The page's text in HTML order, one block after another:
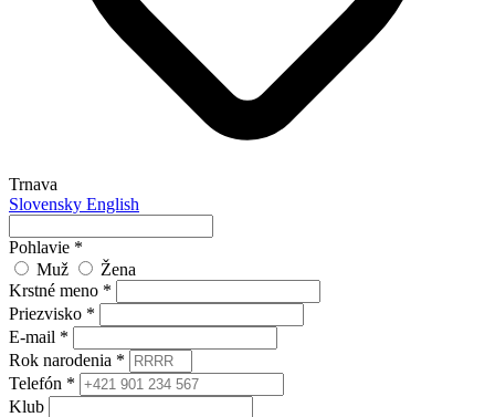
Trnava
Slovensky English
Pohlavie *
Muž
Žena
Krstné meno *
Priezvisko *
E-mail *
Rok narodenia *
Telefón *
Klub